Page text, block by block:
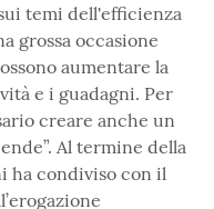
temi dell'efficienza
grossa occasione
aumentare la
e i guadagni. Per
creare anche un
Al termine della
ha condiviso con il